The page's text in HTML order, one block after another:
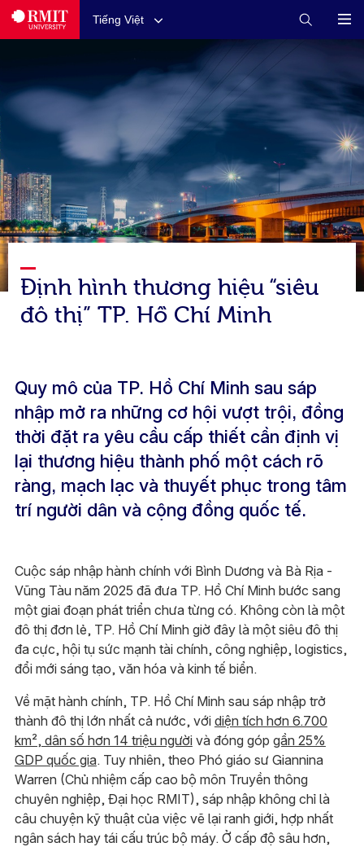
Tiếng Việt
Định hình thương hiệu “siêu
đô thị” TP. Hồ Chí Minh
Quy mô của TP. Hồ Chí Minh sau sáp
nhập mở ra những cơ hội vượt trội, đồng
thời đặt ra yêu cầu cấp thiết cần định vị
lại thương hiệu thành phố một cách rõ
ràng, mạch lạc và thuyết phục trong tâm
trí người dân và cộng đồng quốc tế.
Cuộc sáp nhập hành chính với Bình Dương và Bà Rịa -
Vũng Tàu năm 2025 đã đưa TP. Hồ Chí Minh bước sang
một giai đoạn phát triển chưa từng có. Không còn là một
đô thị đơn lẻ, TP. Hồ Chí Minh giờ đây là một siêu đô thị
đa cực, hội tụ sức mạnh tài chính, công nghiệp, logistics,
đổi mới sáng tạo, văn hóa và kinh tế biển.
Về mặt hành chính, TP. Hồ Chí Minh sau sáp nhập trở
thành đô thị lớn nhất cả nước, với diện tích hơn 6.700
km², dân số hơn 14 triệu ngườivà đóng góp gần 25%
GDP quốc gia. Tuy nhiên, theo Phó giáo sư Giannina
Warren (Chủ nhiệm cấp cao bộ môn Truyền thông
chuyên nghiệp, Đại học RMIT), sáp nhập không chỉ là
câu chuyện kỹ thuật của việc vẽ lại ranh giới, hợp nhất
ngân sách hay tái cấu trúc bộ máy. Ở cấp độ sâu hơn,